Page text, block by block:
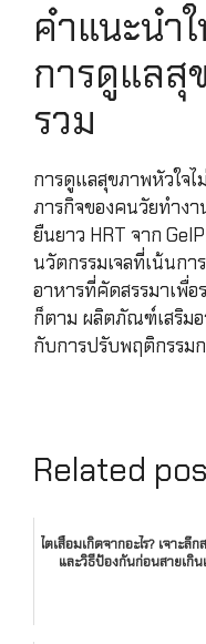
คำแนะนำ
การดูแลสุ
รวม
การดูแลสุขภาพหัวใจ
ภารกิจของคนวัยทำง
ยืนยาว HRT จาก
นวัตกรรมเจลที่เน้นกา
อาหารที่คัดสรรมาเพื่อ
ก็ตาม ผลิตภัณฑ์เสริม
กับการปรับพฤติกรรม
Related
ไตเสื่อมเกิดจากอะไร? เจาะลึก
และวิธีป้องกันก่อนสายเกิน